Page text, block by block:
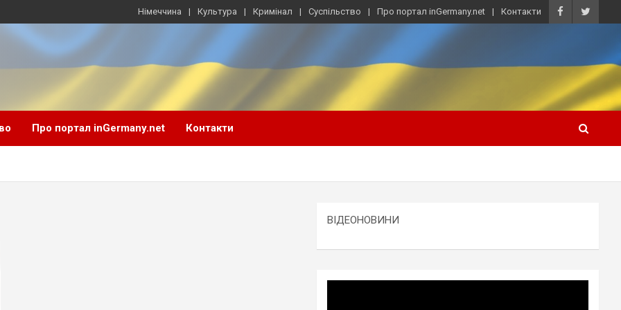
Німеччина Культура Кримінал Суспільство Про портал inGermany.net Контакти
Про портал inGermany.net Контакти
ВІДЕОНОВИНИ